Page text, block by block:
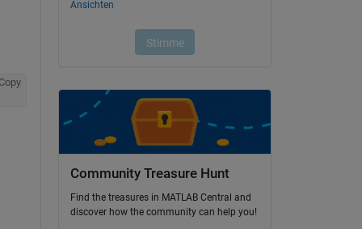
Community Treasure Hunt
Find the treasures in MATLAB Central and
discover how the community can help you!